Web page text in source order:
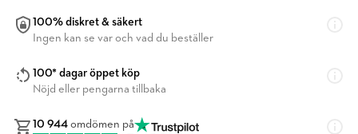
100% diskret & säkert
Ingen kan se var och vad du beställer
100* dagar öppet köp
Nöjd eller pengarna tillbaka
10 944 omdömen på